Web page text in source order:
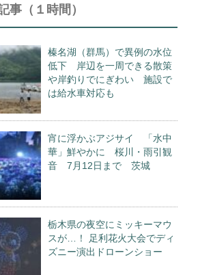
事（１時間）
榛名湖（群馬）で異例の水位
低下 岸辺を一周できる散策
や岸釣りでにぎわい 施設で
は給水車対応も
宵に浮かぶアジサイ 「水中
華」鮮やかに 桜川・雨引観
音 7月12日まで 茨城
栃木県の夜空にミッキーマウ
スが…！ 足利花火大会でディ
ズニー演出ドローンショー